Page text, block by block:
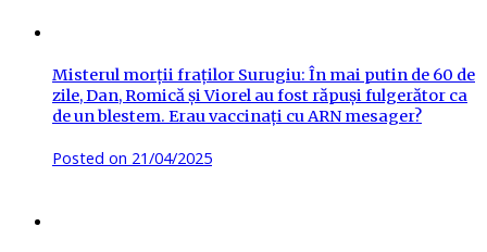
Misterul morții fraților Surugiu: În mai putin de 60 de
zile, Dan, Romică și Viorel au fost răpuși fulgerător ca
de un blestem. Erau vaccinați cu ARN mesager?
Posted on 21/04/2025